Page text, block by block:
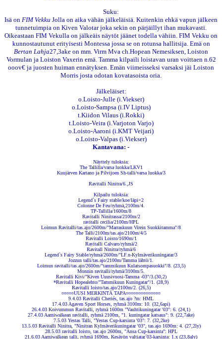
Suku:
Isä on FIM Vekku Jolla on aika vähän jälkeläisiä. Kuitenkin ehkä vapun jälkeen
tunnetuimpia on Kiven Valotar joka sekin on pärjäillyt ihan mukavasti.
Oikeastaan FIM Vekulla on jälkeäis näytöt jäänet todella vähiin. FIM Vekku on
kunnostautunut erityisesti Montessa jossa se on rotunsa hallitsija. Emä on
Bertan Lahja27,3ake on mm. Virm Mva ch.Hopean Nemesiksen, Loiston
Vormulan ja Loiston Vaxerin emä. Tamma kilpaili loistavan uran voittaen n.62
ooov€ ja juosten huiman ennätyksen. Emän viimeisseksi varsaksi jäi Loiston
Morris josta odotan kovatasoista oria.
Jälkeläiset:
o.Loisto-Julle (i.Viekser)
o.Loisto-Sampsa (i.IV Liptus)
t.Kiidon Vilaus (i.Rokki)
t.Loisto-Veira (i.Varjoton Varjo)
o.Loisto-Aaroni (i.KMT Veijari)
o.Loisto-Valpas (i.Viekser)
Kantavana: -
Näyttely tuloksia:
The Tallilla/varsa luokka/LKV1
Kuujärven Kartano ja Pilvijoen Sh-talli/varsa luokka/3
Ravitalli Ninitra/6.,JS
Kilpailu tuloksia:
Legend`s Fairy stable/koe/läpi=2
Colonne De Feu/ryhmä,2100m/4.
TP-Tallilla/1600m/8
Ravitalli Ninitrassa/2100m/2
ravitalli cecilia/2100m/HPL
Loimun Ravitalli/tas.ajo/2600m/"Marraskuun Virein Suokkitamma"/8
The Talli/2100m/tas.ajo/2100m/4/5
Ravitalli Loisto/1690m/1
Ravitalli Calvaro/ryhmä/2
Ravitall Ninitra/ryhmä/6
Legend`s Fairy Stable/ryhmä/2600m/"LF.n-Kylmäverikuningatar/3
Jozzun talli/tas.ajo/2100m/Tamma lähtö/1.
Loimun ravitalli/tas.ajo/2600m/"tammikuun Kulatsompasuokki"/8. (23,5)
Monnin ravitalli/ryhmä/3100m/5.
Ravitalli Kivi/"Kiven Uuusivuosi-Tamma -03"/3.(30,2)
*Ravitalli Hopealehto/"Tammikuun Kuningatar"/1. (28,9)
Ravitalli loisto/tas.ajo/2100m/2. (26,5)
¤¤¤¤¤UUSI MERKINTÄ TAPA¤¤¤¤¤¤¤¤¤¤¤¤¤¤
9.4.03 Ravitalli Cheriés, tas.ajo ?m: HML
17.4.03 Agaven Sport Horses, ryhmä 3100m: 10. (32,6api)
26.4.03 Koivummun Ravitalli, ryhmä 1600m "Vauhtikuningatar '03": 6. (24,1)
27.4.03 Aarniwalkean ravitalli, ryhmä 2100m, "1. kuningatar katsaus": 9. (22,7ake)
7.5.03 Yestas Talli, "Yestas Cup-karsinta '03": 7. (32,2ke)
13.5.03 Ravitalli Ninitra, "Ninitran Kylmäverikuningatar '03", tas.ajo 1690m: 4. (27,2ly)
28.5.03 ravitalli loisto, tas.ajo 2600m, "Ansa Cup-karsinta": HPL
21.6.03 Aarniwalkean talli, ryhmä 1690m, Kesäyön valtiatar´03-karsinta: 1.x (23,8aly)